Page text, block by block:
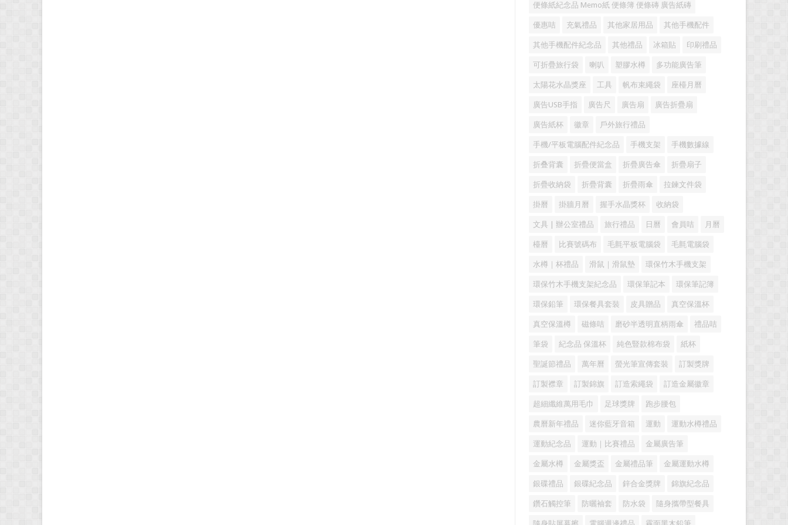
便條紙紀念品 Memo紙 便條簿 便條磚 廣告紙磚
優惠咭 充氣禮品 其他家居用品 其他手機配件
其他手機配件紀念品 其他禮品 冰箱貼 印刷禮品
可折疊旅行袋 喇叭 塑膠水樽 多功能廣告筆
太陽花水晶獎座 工具 帆布束繩袋 座檯月曆
廣告USB手指 廣告尺 廣告扇 廣告折疊扇
廣告紙杯 徽章 戶外旅行禮品
手機/平板電腦配件紀念品 手機支架 手機數據線
折叠背囊 折疊便當盒 折疊廣告傘 折疊扇子
折疊收納袋 折疊背囊 折疊雨傘 拉鍊文件袋
掛曆 掛牆月曆 握手水晶獎杯 收納袋
文具 | 辦公室禮品 旅行禮品 日曆 會員咭 月曆
檯曆 比賽號碼布 毛氈平板電腦袋 毛氈電腦袋
水樽｜杯禮品 滑鼠｜滑鼠墊 環保竹木手機支架
環保竹木手機支架紀念品 環保筆記本 環保筆記簿
環保鉛筆 環保餐具套裝 皮具贈品 真空保溫杯
真空保溫樽 磁條咭 磨砂半透明直柄雨傘 禮品咭
筆袋 紀念品 保溫杯 純色豎款棉布袋 紙杯
聖誕節禮品 萬年曆 螢光筆宣傳套裝 訂製獎牌
訂製襟章 訂製錦旗 訂造索繩袋 訂造金屬徽章
超細纖維萬用毛巾 足球獎牌 跑步腰包
農曆新年禮品 迷你藍牙音箱 運動 運動水樽禮品
運動紀念品 運動｜比賽禮品 金屬廣告筆
金屬水樽 金屬獎盃 金屬禮品筆 金屬運動水樽
銀碟禮品 銀碟紀念品 鋅合金獎牌 錦旗紀念品
鑽石觸控筆 防曬袖套 防水袋 隨身攜帶型餐具